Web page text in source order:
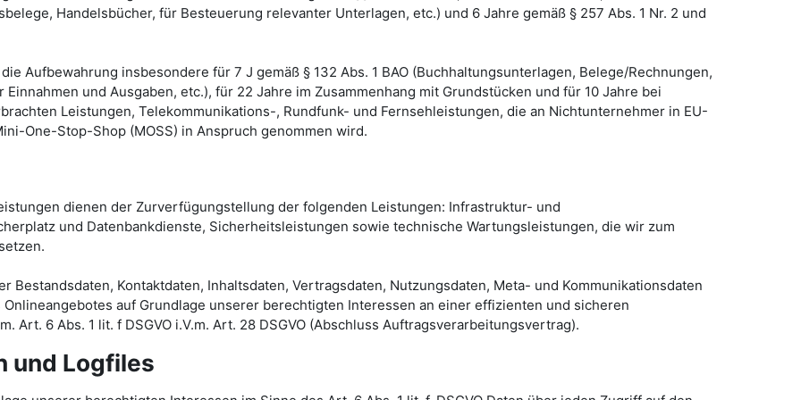
Handelsbücher, für Besteuerung relevanter Unterlagen, etc.) und 6 Jahre gemäß § 257 Abs. 1 Nr. 2 und
Aufbewahrung insbesondere für 7 J gemäß § 132 Abs. 1 BAO (Buchhaltungsunterlagen, Belege/Rechnungen,
und Ausgaben, etc.), für 22 Jahre im Zusammenhang mit Grundstücken und für 10 Jahre bei
Leistungen, Telekommunikations-, Rundfunk- und Fernsehleistungen, die an Nichtunternehmer in EU-
One-Stop-Shop (MOSS) in Anspruch genommen wird.
dienen der Zurverfügungstellung der folgenden Leistungen: Infrastruktur- und
und Datenbankdienste, Sicherheitsleistungen sowie technische Wartungsleistungen, die wir zum
Bestandsdaten, Kontaktdaten, Inhaltsdaten, Vertragsdaten, Nutzungsdaten, Meta- und Kommunikationsdaten
auf Grundlage unserer berechtigten Interessen an einer effizienten und sicheren
Art. 6 Abs. 1 lit. f DSGVO i.V.m. Art. 28 DSGVO (Abschluss Auftragsverarbeitungsvertrag).
und Logfiles